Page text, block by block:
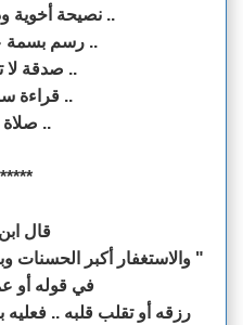
.. نصيحة أخوية
.. رسم بسمة
.. صدقة لا
.. قراءة
..
قال
" والاستغفار أكبر الحسنات
في قوله أو
رزقه أو تقلب قلبه .. فعليه